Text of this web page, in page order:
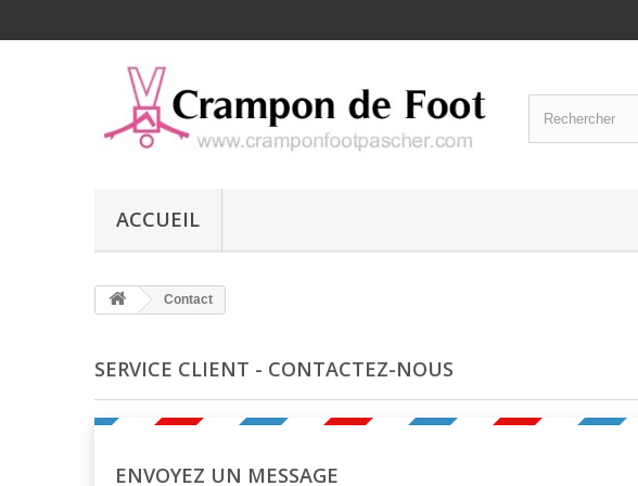
ACCUEIL
Contact
SERVICE CLIENT - CONTACTEZ-NOUS
ENVOYEZ UN MESSAGE